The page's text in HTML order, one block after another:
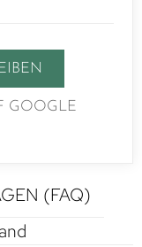
GOOGLE
(FAQ)